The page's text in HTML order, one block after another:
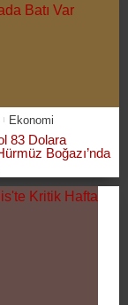
Ekonomi
83 Dolara
Boğazı’nda